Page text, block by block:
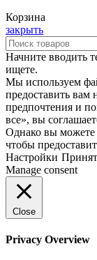
Корзина
закрыть
Начните вводить
ищете.
Мы используем
предоставить вам
предпочтения и
все», вы
Однако вы можете
чтобы
Настройки
Manage consent
Close
Privacy Overview